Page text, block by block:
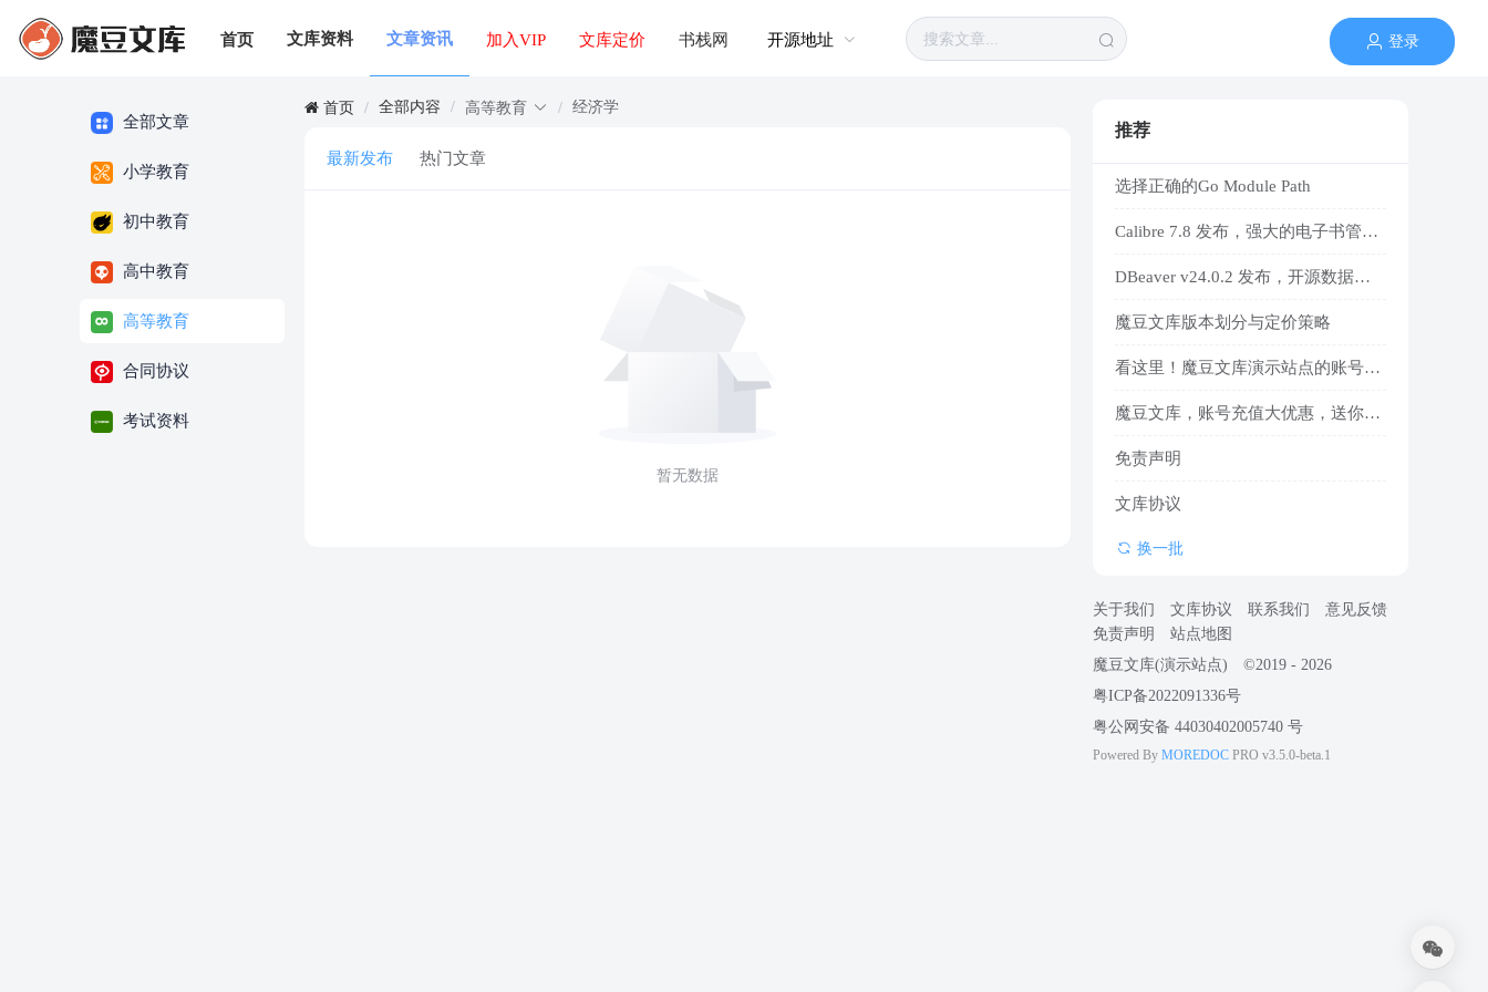
首页 文库资料 文章资讯 加入VIP 文库定价 书栈网 开源地址 登录
全部文章
小学教育
初中教育
高中教育
高等教育
合同协议
考试资料
首页 / 全部内容 / 高等教育 / 经济学
最新发布 热门文章
暂无数据
推荐
选择正确的Go Module Path
Calibre 7.8 发布，强大的电子书管理与阅读工具
DBeaver v24.0.2 发布，开源数据库管理工具
魔豆文库版本划分与定价策略
看这里！魔豆文库演示站点的账号密码
魔豆文库，账号充值大优惠，送你一个小目标的魔豆积分
免责声明
文库协议
换一批
关于我们 文库协议 联系我们
意见反馈
免责声明
站点地图
魔豆文库(演示站点)
©2019 - 2026
粤ICP备2022091336号
粤公网安备 44030402005740 号
Powered By MOREDOCPRO v3.5.0-beta.1